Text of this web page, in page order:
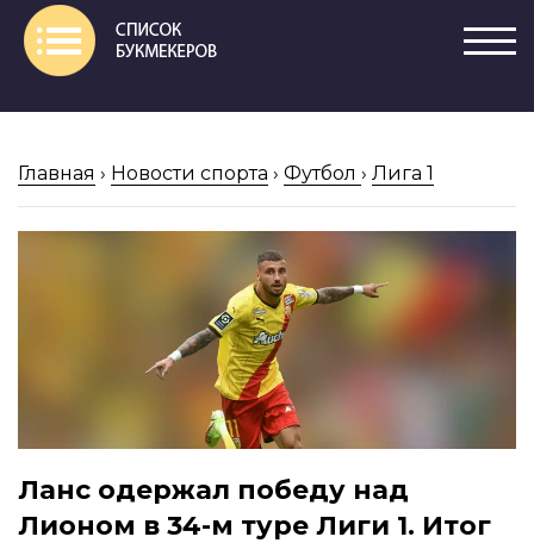
Главная › Новости спорта › Футбол › Лига 1
Ланс одержал победу над
Лионом в 34-м туре Лиги 1. Итог